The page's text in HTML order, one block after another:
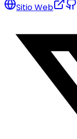
Sitio Web